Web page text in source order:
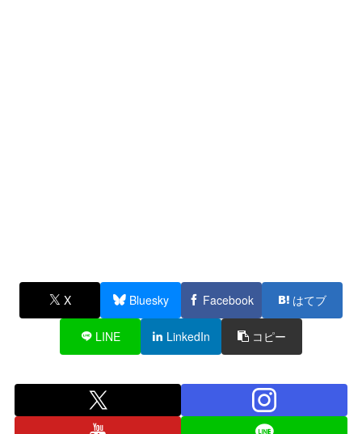
X Bluesky Facebook はてブ
LINE LinkedIn コピー